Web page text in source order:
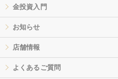
金投資入門
お知らせ
店舗情報
よくあるご質問